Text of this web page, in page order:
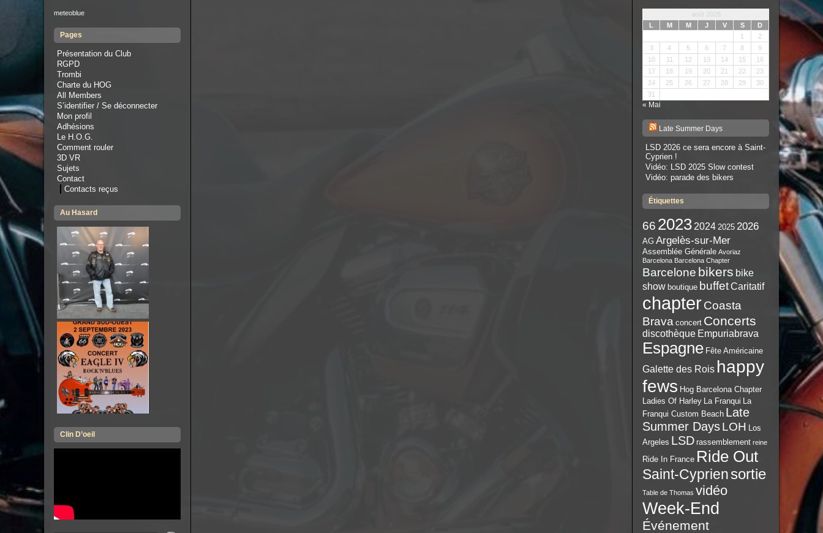
meteoblue
Pages
Présentation du Club
RGPD
Trombi
Charte du HOG
All Members
S’identifier / Se déconnecter
Mon profil
Adhésions
Le H.O.G.
Comment rouler
3D VR
Sujets
Contact
Contacts reçus
Au Hasard
Clin D’oeil
août 2026
L
M M J V S
D
1
2
3
4 5 6 7 8
9
10
11 12 13 14 15
16
17
18 19 20 21 22
23
24
25 26 27 28 29
30
31
« Mai
Late Summer Days
LSD 2026 ce sera encore à Saint-
Cyprien !
Vidéo: LSD 2025 Slow contest
Vidéo: parade des bikers
Étiquettes
66 2023 2024 2025 2026
AG Argelès-sur-Mer
Assemblée Générale Avoriaz
Barcelona Barcelona Chapter
Barcelone bikers bike
show boutique buffetCaritatif
chapterCoasta
Brava concert Concerts
discothèque Empuriabrava
Espagne Fête Américaine
Galette des Rois happy
fews Hog Barcelona Chapter
Ladies Of Harley La Franqui La
Franqui Custom Beach Late
Summer DaysLOH Los
Argeles LSD rassemblement reine
Ride In France Ride Out
Saint-Cypriensortie
Table de Thomas vidéo
Week-End
Événement